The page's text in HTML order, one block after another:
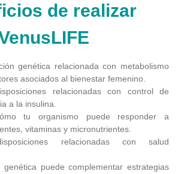
de realizar
genética relacionada con metabolismo
asociados al bienestar femenino.
relacionadas con control de
a la insulina.
tu organismo puede responder a
vitaminas y micronutrientes.
relacionadas con salud
genética puede complementar estrategias